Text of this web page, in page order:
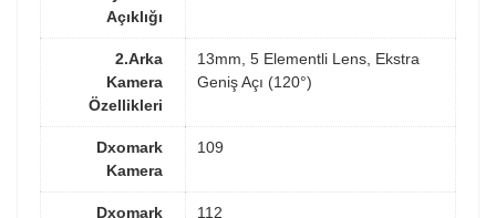
Açıklığı
2.Arka
Kamera
Özellikleri
13mm, 5 Elementli Lens, Ekstra
Geniş Açı (120°)
Dxomark
Kamera
109
Dxomark
112